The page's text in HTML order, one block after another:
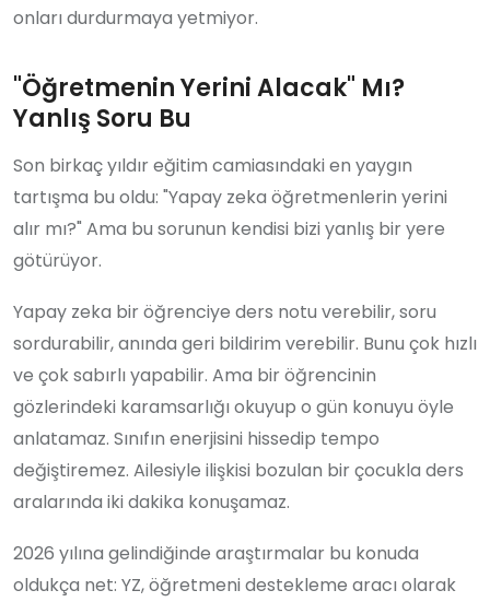
onları durdurmaya yetmiyor.
"Öğretmenin Yerini Alacak" Mı?
Yanlış Soru Bu
Son birkaç yıldır eğitim camiasındaki en yaygın
tartışma bu oldu: "Yapay zeka öğretmenlerin yerini
alır mı?" Ama bu sorunun kendisi bizi yanlış bir yere
götürüyor.
Yapay zeka bir öğrenciye ders notu verebilir, soru
sordurabilir, anında geri bildirim verebilir. Bunu çok hızlı
ve çok sabırlı yapabilir. Ama bir öğrencinin
gözlerindeki karamsarlığı okuyup o gün konuyu öyle
anlatamaz. Sınıfın enerjisini hissedip tempo
değiştiremez. Ailesiyle ilişkisi bozulan bir çocukla ders
aralarında iki dakika konuşamaz.
2026 yılına gelindiğinde araştırmalar bu konuda
oldukça net: YZ, öğretmeni destekleme aracı olarak